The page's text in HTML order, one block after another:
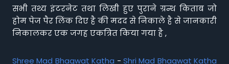
सभी तथ्य इंटरनेट तथा लिखी हुए पुराने ग्रन्थ किताब जो
होम पेज पैर लिंक दिए है की मदद से निकाले है से जानकारी
निकालकर एक जगह एकत्रित किया गया है ,
Shree Mad Bhagwat Katha - Shri Mad Bhagwat Katha